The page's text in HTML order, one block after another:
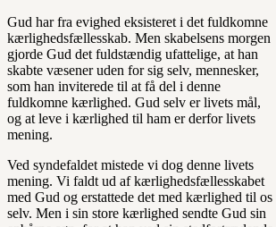
Gud har fra evighed eksisteret i det fuldkomne
kærlighedsfællesskab. Men skabelsens morgen
gjorde Gud det fuldstændig ufattelige, at han
skabte væsener uden for sig selv, mennesker,
som han inviterede til at få del i denne
fuldkomne kærlighed. Gud selv er livets mål,
og at leve i kærlighed til ham er derfor livets
mening.
Ved syndefaldet mistede vi dog denne livets
mening. Vi faldt ud af kærlighedsfællesskabet
med Gud og erstattede det med kærlighed til os
selv. Men i sin store kærlighed sendte Gud sin